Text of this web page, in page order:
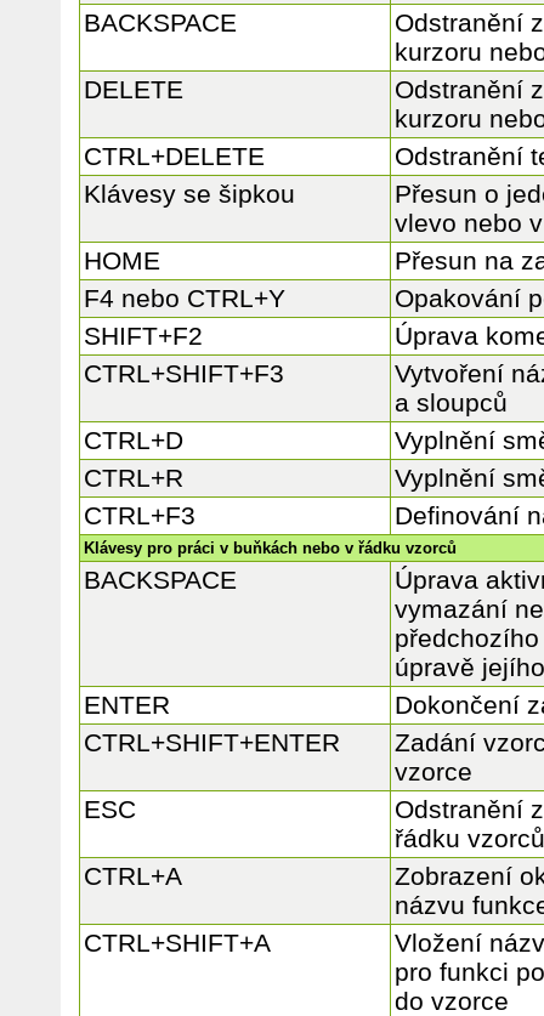
BACKSPACE
Odstranění
kurzoru
DELETE
Odstranění
kurzoru
CTRL+DELETE
Odstranění
Klávesy se šipkou
Přesun o
vlevo nebo
HOME
Přesun na
F4 nebo CTRL+Y
Opakování
SHIFT+F2
Úprava
CTRL+SHIFT+F3
Vytvoření
a sloupců
CTRL+D
Vyplnění
CTRL+R
Vyplnění
CTRL+F3
Definování
Klávesy pro práci v buňkách nebo v řádku vzorců
BACKSPACE
Úprava
vymazání
úpravě
ENTER
Dokončení
CTRL+SHIFT+ENTER
Zadání
vzorce
ESC
Odstranění
řádku vzorců
CTRL+A
Zobrazení
názvu
CTRL+SHIFT+A
Vložení
pro funkci
do vzorce